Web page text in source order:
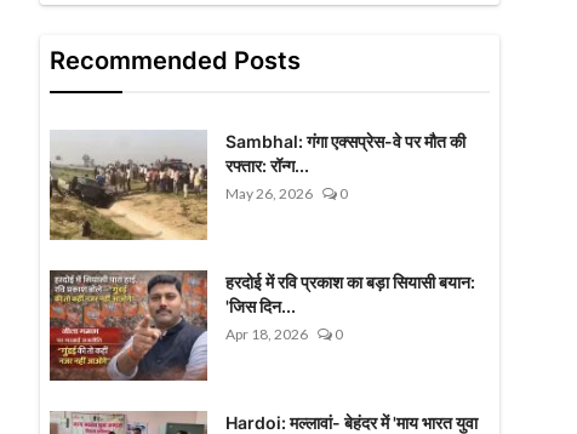
Recommended Posts
Sambhal: गंगा एक्सप्रेस-वे पर मौत की
रफ्तार: रॉन्ग...
May 26, 2026 0
हरदोई में रवि प्रकाश का बड़ा सियासी बयान:
'जिस दिन...
Apr 18, 2026 0
Hardoi: मल्लावां- बेहंदर में 'माय भारत युवा